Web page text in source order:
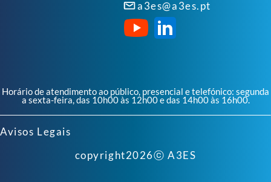
a3es@a3es.pt
Horário de atendimento ao público, presencial e telefónico: segunda
a sexta-feira, das 10h00 às 12h00 e das 14h00 às 16h00.
Avisos Legais
copyright2026ⓒ A3ES